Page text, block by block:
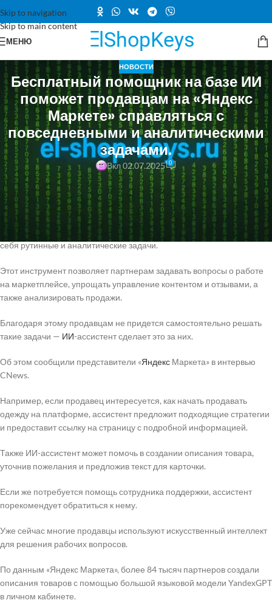
Skip to navigation
Skip to main content
МЕНЮ
НОВОСТИ
Бесплатный помощник на базе ИИ
поможет продавцам на «Яндекс
Маркете» справляться с
повседневными и аналитическими
задачами.
Вкл 02.07.2025 0
Интернет-коммерция и веб-сервисы продолжают развиваться
благодаря цифровизации и искусственному интеллекту.
Теперь продавцы на платформе « ЯндексМаркет» могут
воспользоваться бесплатным
ИИ
-ассистентом, который возьмет на
себя рутинные и аналитические задачи.
Этот инструмент позволяет партнерам задавать вопросы о работе
на маркетплейсе, упрощать управление контентом и отзывами, а
также анализировать продажи.
Благодаря этому продавцам не придется самостоятельно решать
такие задачи — ИИ-ассистент сделает это за них.
Об этом сообщили представители «Яндекс Маркета» в интервью
CNews.
Например, если продавец интересуется, как начать продавать
одежду на платформе, ассистент предложит подходящие стратегии
и предоставит ссылку на страницу с подробной информацией.
Также ИИ-ассистент может помочь в создании описания товара,
уточнив пожелания и предложив текст для карточки.
Если же потребуется помощь сотрудника поддержки, ассистент
порекомендует обратиться к нему.
Уже сейчас многие продавцы используют искусственный интеллект
для решения рабочих вопросов.
По данным «Яндекс Маркета», более 84 тысяч партнеров создали
описания товаров с помощью большой языковой модели YandexGPT
в личном кабинете.